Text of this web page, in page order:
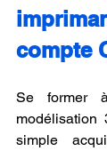
compte
Se former
simple